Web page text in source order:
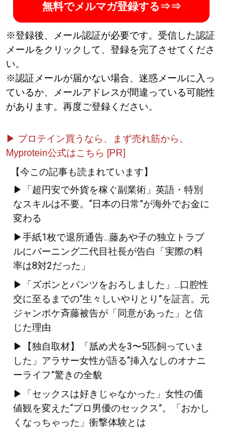
無料でメルマガ登録する⇒⇒
※登録後、メール認証が必要です。受信した認証
メールをクリックして、登録を完了させてくださ
い。
※認証メールが届かない場合、迷惑メールに入っ
ているか、メールアドレスが間違っている可能性
があります。再度ご登録ください。
▶ プロテイン買うなら、まず売れ筋から。
Myprotein公式はこちら [PR]
【今この記事も読まれています】
▶「超円安で外貨を稼ぐ副業術」英語・特別
なスキルは不要。“日本の日常”が海外でお金に
変わる
▶手紙1枚で退所通告...藤あや子の独立トラブ
ルにバーニング二代目社長が告白「実際の料
率は8対2だった」
▶「ズボンとパンツをおろしました」...口腔性
交に至るまでの“生々しいやりとり”を証言。元
ジャンポケ斉藤被告が「同意があった」と信
じた理由
▶【独自取材】「舐め犬を3〜5匹飼っていま
した」アラサー女性が語る“挿入なしのオナニ
ーライフ”驚きの全貌
▶「セックスは好きじゃなかった」女性の価
値観を変えた“プロ男優のセックス”。「おかし
くなっちゃった」衝撃体験とは